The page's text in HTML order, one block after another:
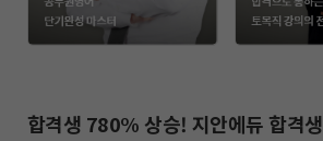
합격생 780% 상승! 지안에듀 합격생